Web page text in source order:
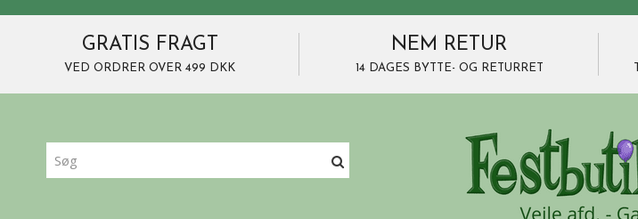
GRATIS FRAGT
VED ORDRER OVER 499 DKK
NEM RETUR
14 DAGES BYTTE- OG RETURRET